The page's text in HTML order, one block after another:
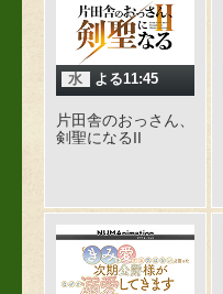
水 よる11:45
片田舎のおっさん、
剣聖になるII